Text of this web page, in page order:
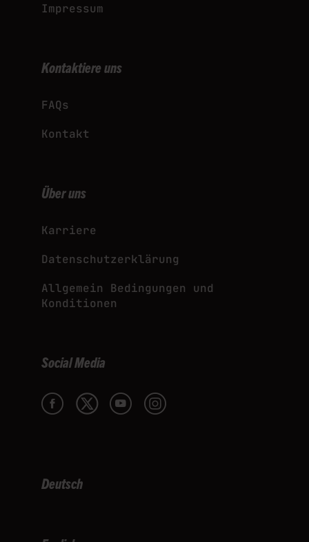
Impressum
Kontaktiere uns
FAQs
Kontakt
Über uns
Karriere
Datenschutzerklärung
Allgemein Bedingungen und
Konditionen
Social Media
Deutsch